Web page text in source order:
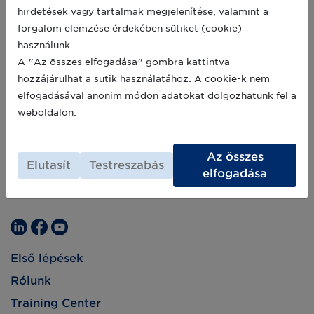
átállásának és precíziós fejlesztésének
támogatására. A termelőknek lehetőségük
nyílik az erő, betakarító- és munkagépek,
mellett infokommunikációs eszközök
beszerzésére, számítógépes szoftverek
megvásárlására vagy kifejlesztésére, valamint
szabadalmak, licencek, szerzői jogok és
védjegyek vagy eljárások meg szerzésére is. A
pályázat támogatja a precíziós gazdálkodásra
oktatásokat is.
2021-07-06
Első lépések
Rólunk
Training Center
hirdetések vagy tartalmak megjelenítése, valamint a
forgalom elemzése érdekében sütiket (cookie)
használunk.
A "Az összes elfogadása" gombra kattintva
hozzájárulhat a sütik használatához. A cookie-k nem
elfogadásával anonim módon adatokat dolgozhatunk fel a
weboldalon.
Elutasít Testreszabás
Az összes
elfogadása